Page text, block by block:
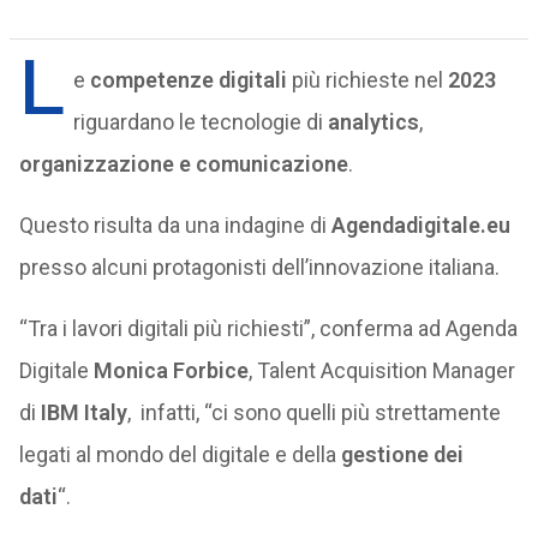
L e competenze digitali più richieste nel 2023
riguardano le tecnologie di analytics,
organizzazione e comunicazione.
Questo risulta da una indagine di Agendadigitale.eu
presso alcuni protagonisti dell’innovazione italiana.
“Tra i lavori digitali più richiesti”, conferma ad Agenda
Digitale Monica Forbice, Talent Acquisition Manager
di IBM Italy, infatti, “ci sono quelli più strettamente
legati al mondo del digitale e della gestione dei
dati“.